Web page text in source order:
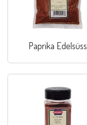
Paprika Edelsüss